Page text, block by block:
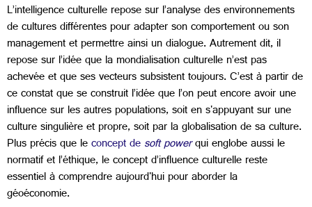
L’intelligence culturelle repose sur l’analyse des environnements
de cultures différentes pour adapter son comportement ou son
management et permettre ainsi un dialogue. Autrement dit, il
repose sur l’idée que la mondialisation culturelle n’est pas
achevée et que ses vecteurs subsistent toujours. C’est à partir de
ce constat que se construit l’idée que l’on peut encore avoir une
influence sur les autres populations, soit en s'appuyant sur une
culture singulière et propre, soit par la globalisation de sa culture.
Plus précis que leconcept desoft powerqui englobe aussi le
normatif et l’éthique, le concept d’influence culturelle reste
essentiel à comprendre aujourd'hui pour aborder la
géoéconomie.